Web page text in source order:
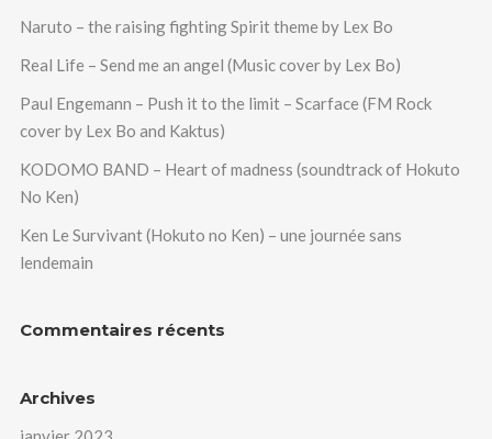
Naruto – the raising fighting Spirit theme by Lex Bo
Real Life – Send me an angel (Music cover by Lex Bo)
Paul Engemann – Push it to the limit – Scarface (FM Rock
cover by Lex Bo and Kaktus)
KODOMO BAND – Heart of madness (soundtrack of Hokuto
No Ken)
Ken Le Survivant (Hokuto no Ken) – une journée sans
lendemain
Commentaires récents
Archives